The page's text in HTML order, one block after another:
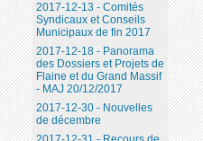
2017-12-13 - Comités
Syndicaux et Conseils
Municipaux de fin 2017
2017-12-18 - Panorama
des Dossiers et Projets de
Flaine et du Grand Massif
- MAJ 20/12/2017
2017-12-30 - Nouvelles
de décembre